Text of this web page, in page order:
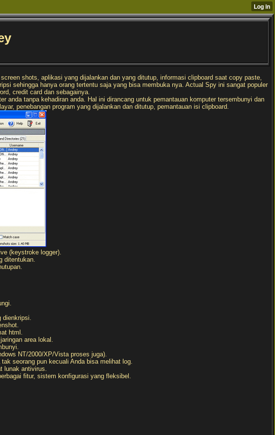
shots, aplikasi yang dijalankan dan yang ditutup, informasi clipboard saat copy paste,
sehingga hanya orang tertentu saja yang bisa membuka nya. Actual Spy ini sangat populer
credit card dan sebagainya.
anda tanpa kehadiran anda. Hal ini dirancang untuk pemantauan komputer tersembunyi dan
penebangan program yang dijalankan dan ditutup, pemantauan isi clipboard.
(keystroke logger).
ditentukan.
html.
area lokal.
NT/2000/XP/Vista proses juga).
seorang pun kecuali Anda bisa melihat log.
lunak antivirus.
fitur, sistem konfigurasi yang fleksibel.